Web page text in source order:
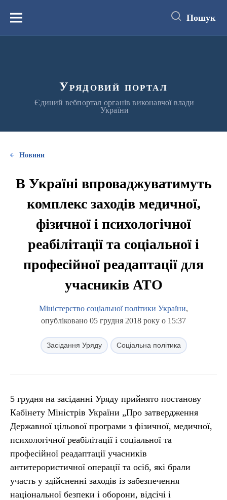
вмістуМеню Пошук
Урядовий портал
Єдиний вебпортал органів виконавчої влади
України
Новини
В Україні впроваджуватимуть
комплекс заходів медичної,
фізичної і психологічної
реабілітації та соціальної і
професійної реадаптації для
учасників АТО
Міністерство соціальної політики України,
опубліковано 05 грудня 2018 року о 15:37
Засідання Уряду Соціальна політика
5 грудня на засіданні Уряду прийнято постанову
Кабінету Міністрів України „Про затвердження
Державної цільової програми з фізичної, медичної,
психологічної реабілітації і соціальної та
професійної реадаптації учасників
антитерористичної операції та осіб, які брали
участь у здійсненні заходів із забезпечення
національної безпеки і оборони, відсічі і